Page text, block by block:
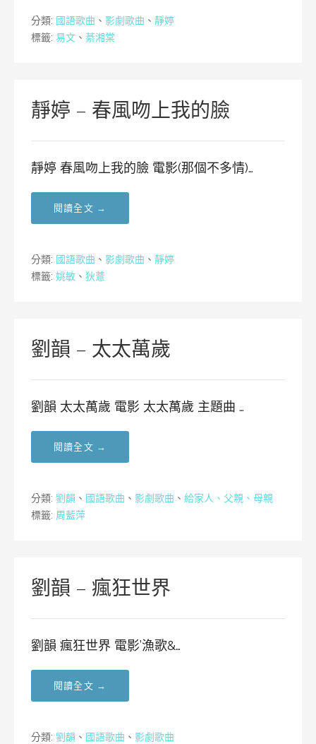
分類: 國語歌曲 、 影劇歌曲 、 靜婷
標籤: 易文 、 綦湘棠
靜婷 – 春風吻上我的臉
靜婷 春風吻上我的臉 電影(那個不多情)…
閱讀全文 →
分類: 國語歌曲 、 影劇歌曲 、 靜婷
標籤: 姚敏 、 狄薏
劉韻 – 太太萬歲
劉韻 太太萬歲 電影 太太萬歲 主題曲 …
閱讀全文 →
分類: 劉韻 、 國語歌曲 、 影劇歌曲 、 給家人、父親、母親
標籤: 周藍萍
劉韻 – 瘋狂世界
劉韻 瘋狂世界 電影’漁歌&…
閱讀全文 →
分類: 劉韻 、 國語歌曲 、 影劇歌曲